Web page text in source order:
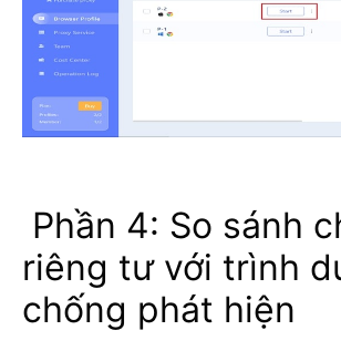
Phần 4: So sánh
riêng tư với trình
chống phát hiện